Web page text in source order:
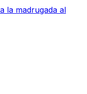
la madrugada al